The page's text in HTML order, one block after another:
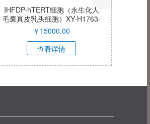
IHFDP-hTERT细胞（永生化人
毛囊真皮乳头细胞）XY-H1763-
QI
￥ 15000.00
查看详情